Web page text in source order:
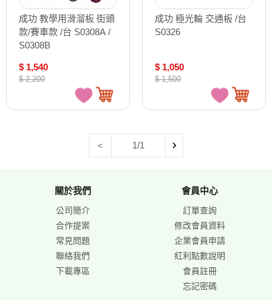
成功 教學用滑溜板 街頭
款/賽車款 /台 S0308A /
S0308B
$ 1,540
$ 2,200
成功 極光輪 交通板 /台
S0326
$ 1,050
$ 1,500
< 1/1
關於我們
公司簡介
合作提案
常見問題
聯絡我們
下載專區
會員中心
訂單查詢
修改會員資料
企業會員申請
紅利點數說明
會員註冊
忘記密碼